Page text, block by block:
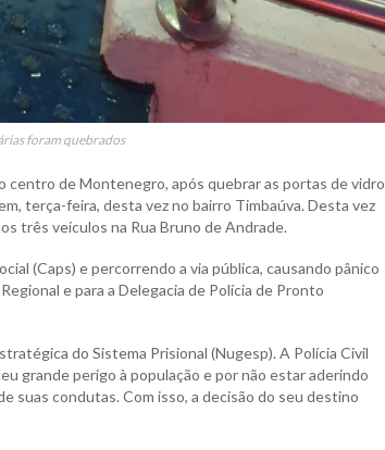
foram quebrados
centro de Montenegro, após quebrar as portas de vidro
terça-feira, desta vez no bairro Timbaúva. Desta vez
três veículos na Rua Bruno de Andrade.
(Caps) e percorrendo a via pública, causando pânico
e para a Delegacia de Polícia de Pronto
do Sistema Prisional (Nugesp). A Polícia Civil
grande perigo à população e por não estar aderindo
suas condutas. Com isso, a decisão do seu destino